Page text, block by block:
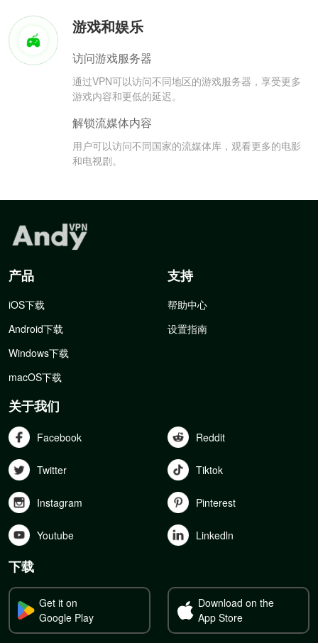
游戏和娱乐
访问游戏服务器
通过VPN可以访问不同地区的游戏服务器，享受更多
游戏内容和更低的延迟。
解锁流媒体内容
用户可以访问不同国家的流媒体库，观看更多的电影
和电视剧。
产品
iOS下载
Android下载
Windows下载
macOS下载
支持
帮助中心
设置指南
关于我们
Facebook Reddit
Twitter Tiktok
Instagram Pinterest
Youtube Linkedln
下载
Get it on
Google Play
Download on the
App Store